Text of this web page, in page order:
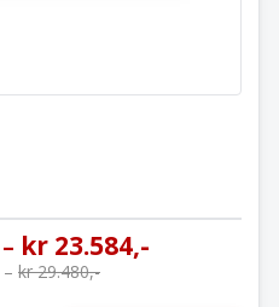
– kr 23.584,-
– kr29.480,-